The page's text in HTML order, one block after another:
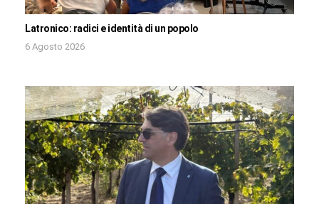
Latronico: radici e identità di un popolo
6 Agosto 2026